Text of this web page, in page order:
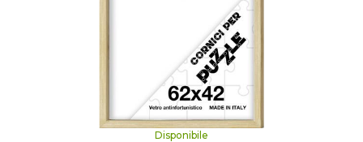
Disponibile